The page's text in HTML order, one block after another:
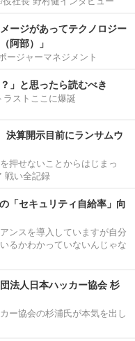
ージがあってテクノロジー
阿部）」
ージャーマネジメント
」と思ったら読むべき
ラストここに爆誕
決算開示目前にランサムウ
押せないことからはじまっ
戦い全記録
「セキュリティ自給率」向
ンスを導入していますが自分
るかわかっていないんじゃな
法人日本ハッカー協会 杉
ー協会の杉浦氏が本気を出し